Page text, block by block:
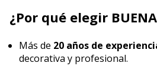
¿Por qué elegir
Más de 20 años de
decorativa y profesional.